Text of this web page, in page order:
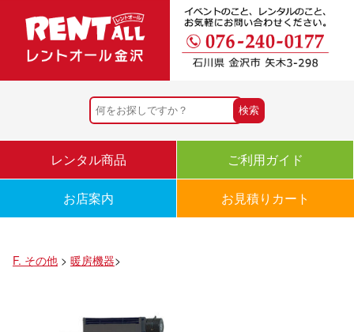
レンタル商品 ご利用ガイド
お店案内 お見積りカート
F. その他> 暖房機器>